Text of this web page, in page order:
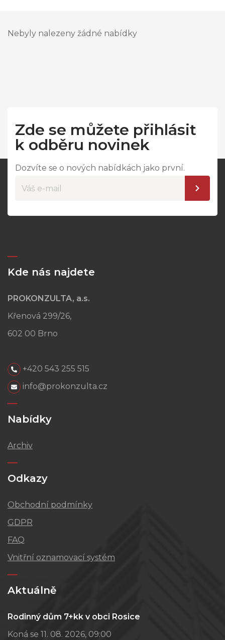
Nebyly nalezeny žádné nabídky
Zde se můžete přihlásit
k odběru novinek
Dozvíte se o nových nabídkách jako první.
Kde nás najdete
PROKONZULTA, a.s.
Křenová 299/26,
602 00 Brno
+420 543 255 515
info@prokonzulta.cz
Nabídky
Archiv
Odkazy
Obchodní podmínky
GDPR
FAQ
Vnitřní oznamovací systém
Aktuálně
Rodinný dům 7+kk v obci Rosice
Koná se 11. 08. 2026, 09:00